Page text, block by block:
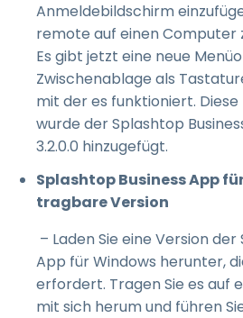
Anmeldebildschirm
remote auf einen Computer
Es gibt jetzt eine neue
Zwischenablage als
mit der es funktioniert. Diese
wurde der Splashtop
3.2.0.0 hinzugefügt.
Splashtop Business App
tragbare Version
– Laden Sie eine Version
App für Windows herunter,
erfordert. Tragen Sie es auf
mit sich herum und führen